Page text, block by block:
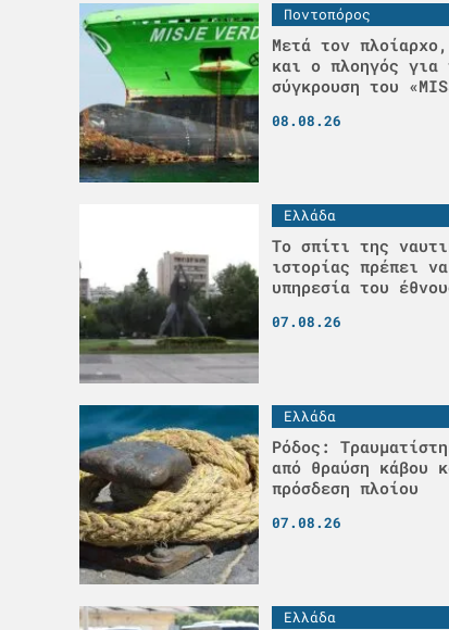
Ποντοπόρος
Μετά τον
και ο πλοηγός για
σύγκρουση του
08.08.26
Ελλάδα
Το σπίτι της
ιστορίας πρέπει
υπηρεσία του
07.08.26
Ελλάδα
Ρόδος:
από θραύση κάβου
πρόσδεση πλοίου
07.08.26
Ελλάδα